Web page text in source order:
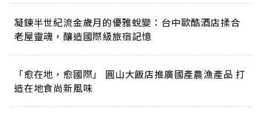
凝鍊半世紀流金歲月的優雅蛻變：台中歐酷酒店揉合
老屋靈魂，釀造國際級旅宿記憶
「愈在地，愈國際」 圓山大飯店推廣國產農漁產品 打
造在地食尚新風味